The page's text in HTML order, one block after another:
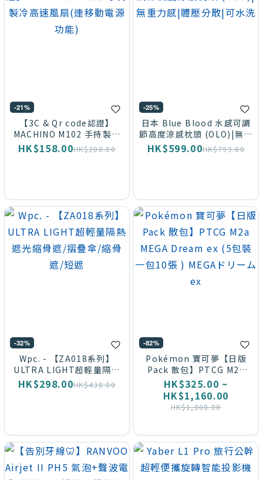
-21%
【3C & Qr code認證】
MACHINO M102 手持製冷
高速風扇(連移動電源功能)
HK$158.00HK$200.00
-25%
日本 Blue Blood 水感可調
節高度涼感枕頭 (OLO)|無重
力感|體壓分散|可水洗
HK$599.00HK$799.00
-32%
Wpc. - 【ZA018系列】
ULTRA LIGHT超輕量隔熱
遮光縮骨遮/摺疊傘/縮骨遮/
HK$298.00HK$438.00
-82%
Pokémon 寶可夢【日版
Pack 散包】PTCG M2a
MEGA Dream ex (5包裝 一
包10張 ) MEGAドリームex
HK$325.00 ~
HK$1,160.00
HK$1,800.00